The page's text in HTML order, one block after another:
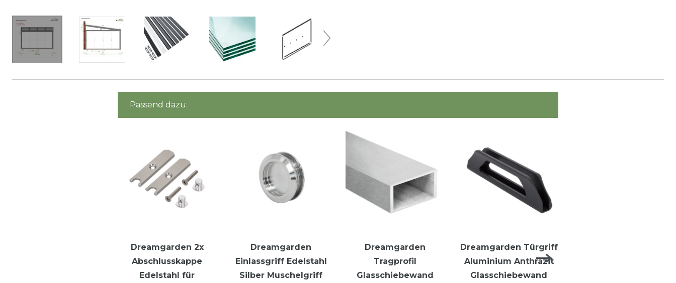
Passend dazu:
Dreamgarden 2x
Abschlusskappe
Edelstahl für
Dreamgarden
Einlassgriff Edelstahl
Silber Muschelgriff
Dreamgarden
Tragprofil
Glasschiebewand
Dreamgarden Türgriff
Aluminium Anthrazit
Glasschiebewand